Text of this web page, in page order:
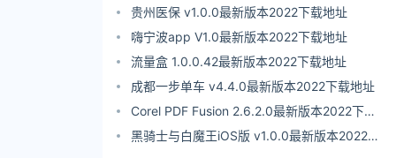
贵州医保 v1.0.0最新版本2022下载地址
嗨宁波app V1.0最新版本2022下载地址
流量盒 1.0.0.42最新版本2022下载地址
成都一步单车 v4.4.0最新版本2022下载地址
Corel PDF Fusion 2.6.2.0最新版本2022下载
地址
黑骑士与白魔王iOS版 v1.0.0最新版本2022下